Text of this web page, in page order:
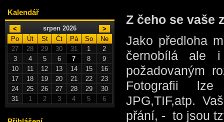
Z čeho se vaše
Jako předloha
černobílá ale
požadovaným
Fotografii
JPG,TIF,atp.
přání, - to jsou
Kalendář
< srpen 2026
>
Po
Út St Čt Pá So
Ne
27
28 29 30 31 1
2
3
4 5 6 7 8
9
10
11 12 13 14 15
16
17
18 19 20 21 22
23
24
25 26 27 28 29
30
31
1 2 3 4 5 6